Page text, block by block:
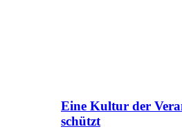
Eine Kultur der
schützt